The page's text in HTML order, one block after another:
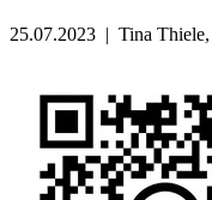
25.07.2023 | Tina